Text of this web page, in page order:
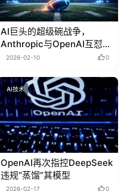
AI巨头的超级碗战争，
Anthropic与OpenAI互怼，
追觅豪掷千万美元秀梦想
2026-02-10 0
AI技术
OpenAI再次指控DeepSeek
违规“蒸馏”其模型
2026-02-17 0